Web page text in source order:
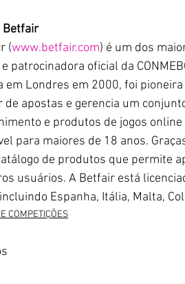
Betfair
(www.betfair.com) é um dos
patrocinadora oficial da
em Londres em 2000, foi
de apostas e gerencia um
e produtos de jogos
para maiores de 18 anos.
de produtos que permite
usuários. A Betfair está
Espanha, Itália, Malta,
COMPETIÇÕES